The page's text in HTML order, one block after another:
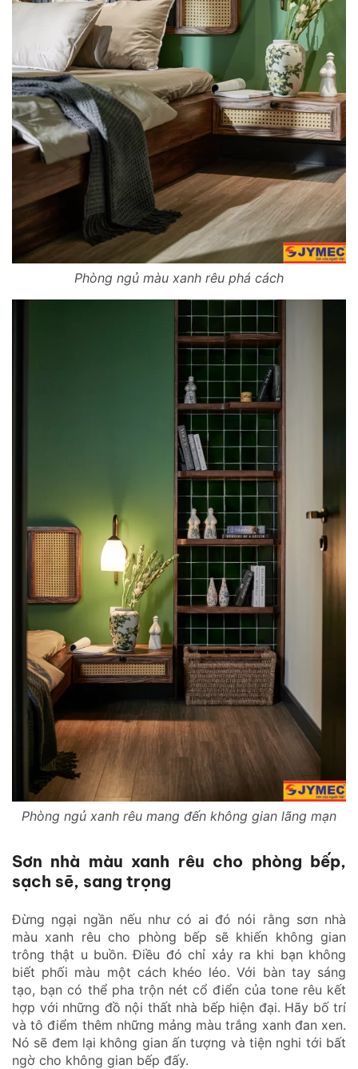
Phòng ngủ màu xanh rêu phá cách
Phòng ngủ xanh rêu mang đến không gian lãng mạn
Sơn nhà màu xanh rêu cho phòng bếp,
sạch sẽ, sang trọng
Đừng ngại ngần nếu như có ai đó nói rằng sơn nhà
màu xanh rêu cho phòng bếp sẽ khiến không gian
trông thật u buồn. Điều đó chỉ xảy ra khi bạn không
biết phối màu một cách khéo léo. Với bàn tay sáng
tạo, bạn có thể pha trộn nét cổ điển của tone rêu kết
hợp với những đồ nội thất nhà bếp hiện đại. Hãy bố trí
và tô điểm thêm những mảng màu trắng xanh đan xen.
Nó sẽ đem lại không gian ấn tượng và tiện nghi tới bất
ngờ cho không gian bếp đấy.